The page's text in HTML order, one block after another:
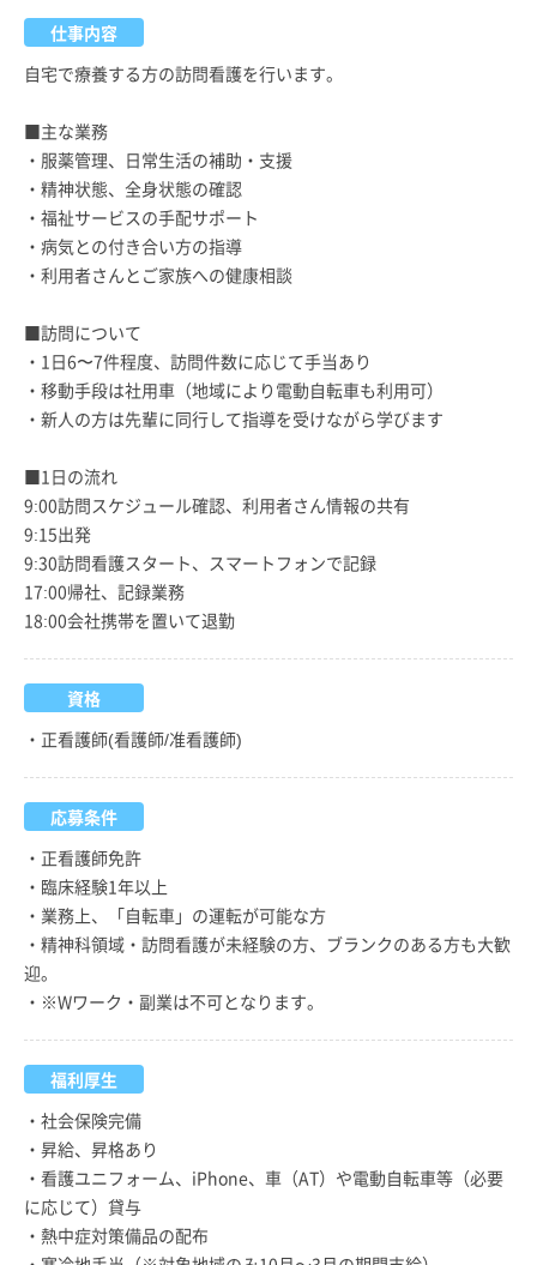
仕事内容
自宅で療養する方の訪問看護を行います。
■主な業務
・服薬管理、日常生活の補助・支援
・精神状態、全身状態の確認
・福祉サービスの手配サポート
・病気との付き合い方の指導
・利用者さんとご家族への健康相談
■訪問について
・1日6〜7件程度、訪問件数に応じて手当あり
・移動手段は社用車（地域により電動自転車も利用可）
・新人の方は先輩に同行して指導を受けながら学びます
■1日の流れ
9:00訪問スケジュール確認、利用者さん情報の共有
9:15出発
9:30訪問看護スタート、スマートフォンで記録
17:00帰社、記録業務
18:00会社携帯を置いて退勤
資格
・正看護師(看護師/准看護師)
応募条件
・正看護師免許
・臨床経験1年以上
・業務上、「自転車」の運転が可能な方
・精神科領域・訪問看護が未経験の方、ブランクのある方も大歓
迎。
・※Wワーク・副業は不可となります。
福利厚生
・社会保険完備
・昇給、昇格あり
・看護ユニフォーム、iPhone、車（AT）や電動自転車等（必要
に応じて）貸与
・熱中症対策備品の配布